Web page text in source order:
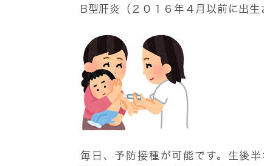
B型肝炎（２０１６年４月以前に出生
毎日、予防接種が可能です。生後